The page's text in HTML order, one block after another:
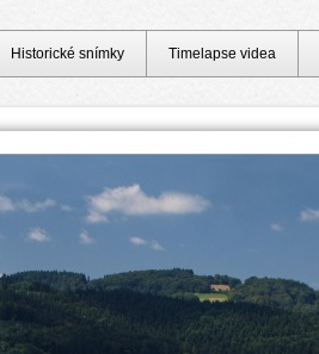
Historické snímky Timelapse videa